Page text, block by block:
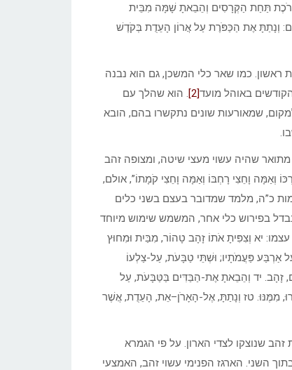
תַּחַת הַקְּרָסִים וְהֵבֵאתָ שָׁמָּה מִבֵּית
וְנָתַתָּ אֶת הַכַּפֹּרֶת עַל אֲרוֹן הָעֵדֻת בְּקֹדֶשׁ
ראשון. כמו שאר כלי המשכן, גם הוא נבנה
באוהל מועד[2]
. הוא שהלך עם
שמאורעות שונים נתקשרו בהם, הובא
שהיה עשוי מעצי שיטה, ומצופה זהב
וְאַמָּה וָחֵצִי רָחְבּוֹ וְאַמָּה וָחֵצִי קֹמָתוֹ”, אולם,
כ”ה, מלמד שמדובר בעצם בשני כלים
בפירוש כלי אחר, המשמש שימוש מיוחד
יא וְצִפִּיתָ אֹתוֹ זָהָב טָהוֹר, מִבַּיִת וּמִחוּץ
אַרְבַּע פַּעֲמֹתָיו; וּשְׁתֵּי טַבָּעֹת, עַל-צַלְעוֹ
זָהָב. יד וְהֵבֵאתָ אֶת-הַבַּדִּים בַּטַּבָּעֹת, עַל
מִמֶּנּוּ. טז וְנָתַתָּ, אֶל-הָאָרֹן–אֵת, הָעֵדֻת, אֲשֶׁר
זהב שנוצקו לצדי הארון. על פי הגמרא
השני. הארגז הפנימי עשוי זהב, האמצעי